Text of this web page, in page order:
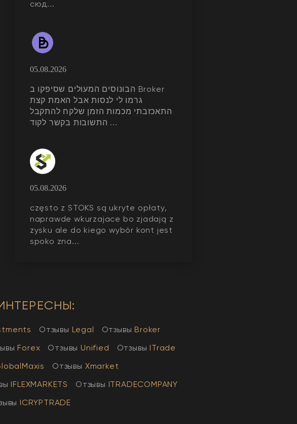
сюд...
05.08.2026
הבונוסים המעולים שסיפקו ב Broker
גרמו לי לנסות אבל האמת קצת
התאכזבתי מכמות הזמן שלקח להתקבל
התשובות בקשר לקוד ...
05.08.2026
często z STOKS są ukryte opłaty,
naprawde wkurzajace bo zjadają z
zysku ale do kiego wybór kont jest
spoko zna...
Отзывы Legal Отзывы Broker
Forex Отзывы Unified Отзывы ITrade
Отзывы Xmarket
IFLEXMARKETS Отзывы ITRADECOMPANY
ICRYPTRADE